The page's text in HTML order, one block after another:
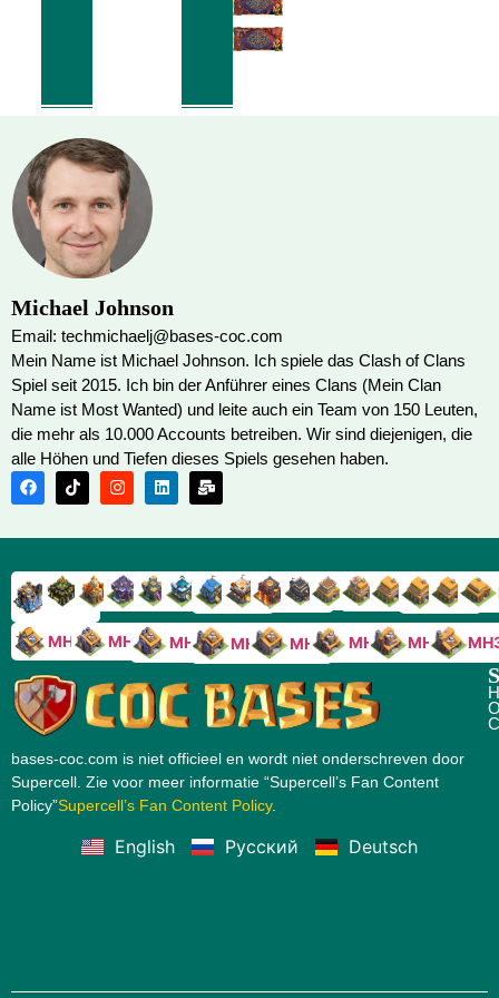
Michael Johnson
Email: techmichaelj@bases-coc.com
Mein Name ist Michael Johnson. Ich spiele das Clash of Clans
Spiel seit 2015. Ich bin der Anführer eines Clans (Mein Clan
Name ist Most Wanted) und leite auch ein Team von 150 Leuten,
die mehr als 10.000 Accounts betreiben. Wir sind diejenigen, die
alle Höhen und Tiefen dieses Spiels gesehen haben.
RH18RH17RH16RH15RH14RH13RH12RH11RH10RH9RH8RH7RH6RH5RH4
MH10 MH9 MH8 MH7 MH6 MH5 MH4
bases-coc.com is niet officieel en wordt niet onderschreven door
Supercell. Zie voor meer informatie “Supercell’s Fan Content
Policy”Supercell’s Fan Content Policy.
English Русский Deutsch